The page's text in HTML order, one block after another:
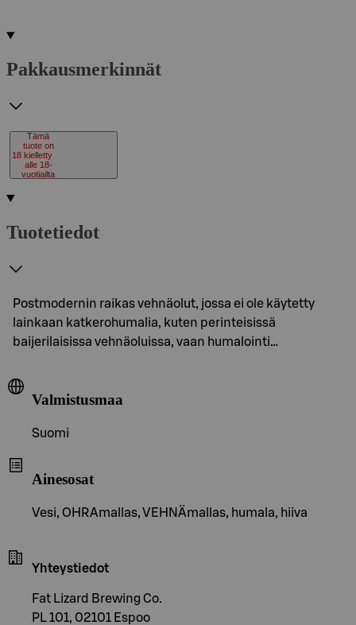
Pakkausmerkinnät
18
Tämä
tuote on
kielletty
alle 18-
vuotiailta
Tuotetiedot
Postmodernin raikas vehnäolut, jossa ei ole käytetty
lainkaan katkerohumalia, kuten perinteisissä
baijerilaisissa vehnäoluissa, vaan humalointi…
Valmistusmaa
Suomi
Ainesosat
Vesi, OHRAmallas, VEHNÄmallas, humala, hiiva
Yhteystiedot
Fat Lizard Brewing Co.
PL 101, 02101 Espoo